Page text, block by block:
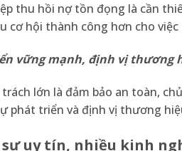
thu hồi nợ tồn đọng là cần
cơ hội thành công hơn cho
vững mạnh, định vị thương
lớn là đảm bảo an toàn,
phát triển và định vị thương
uy tín, nhiều kinh